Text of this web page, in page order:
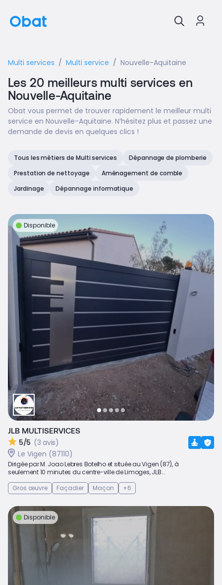
Multi services Multi service Nouvelle-Aquitaine
Les 20 meilleurs multi services en
Nouvelle-Aquitaine
Obat vous permet de trouver rapidement le meilleur multi
service en Nouvelle-Aquitaine. N’hésitez plus et passez une
demande de devis en quelques clics !
Tous les métiers de Multi services
Dépannage de plomberie
Prestation de nettoyage
Aménagement de comble
Jardinage
Dépannage informatique
Disponible
JLB MULTISERVICES
5/5 (3 avis)
Le Vigen (87110)
Dirigée par M. Joao Lebres Botelho et située au Vigen (87), à
seulement 10 minutes du centre-ville de Limoges, JLB...
Gros œuvre
Façadier Maçon +6
Disponible